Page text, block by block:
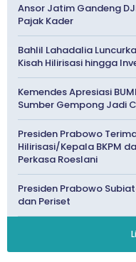
Ansor Jatim Gandeng
Pajak Kader
Bahlil Lahadalia
Kisah Hilirisasi hingga
Kemendes Apresiasi
Sumber Gempong Jadi
Presiden Prabowo
Hilirisasi/Kepala BKPM
Perkasa Roeslani
Presiden Prabowo
dan Periset